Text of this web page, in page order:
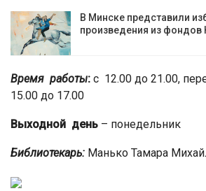
В Минске представили
произведения из
Время работы: с 12.00 до 21.00,
15.00 до 17.00
Выходной день – понедельник
Библиотекарь: Манько Тамара